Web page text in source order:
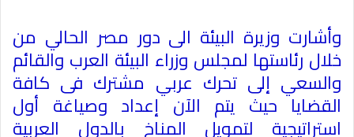
وأشارت وزيرة البيئة الى دور مصر الحالي من
خلال رئاستها لمجلس وزراء البيئة العرب والقائم
والسعي إلى تحرك عربي مشترك فى كافة
القضايا حيث يتم الآن إعداد وصياغة أول
استراتيجية لتمويل المناخ بالدول العربية